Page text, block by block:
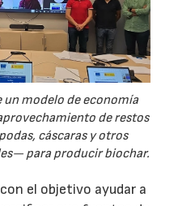
modelo de economía
de restos
cáscaras y otros
para producir biochar.
el objetivo ayudar a